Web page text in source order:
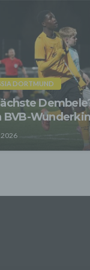
DORTMUND
BVB-
ist (z.B. an
diese notwendig sind,
den Nutzern zu
mit uns (per
zwecks Bearbeitung
gespeichert.
werden
keine
jeden Zugriff auf
Zu
zum Zweck des